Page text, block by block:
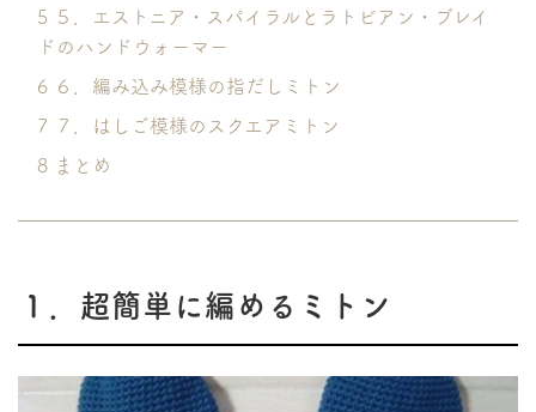
5 ５．エストニア・スパイラルとラトビアン・ブレイ
ドのハンドウォーマー
6 ６．編み込み模様の指だしミトン
7 ７．はしご模様のスクエアミトン
8 まとめ
１．超簡単に編めるミトン